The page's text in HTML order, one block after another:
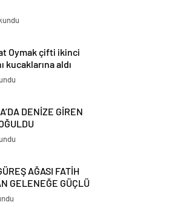
Oymak çifti ikinci
kucaklarına aldı
DENİZE GİREN
AĞASI FATİH
GELENEĞE GÜÇLÜ